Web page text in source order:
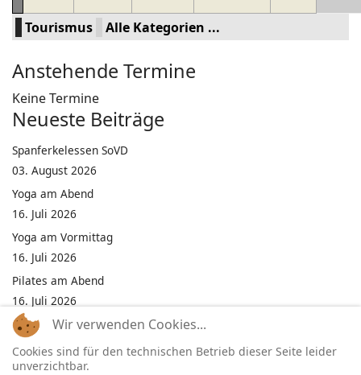
Tourismus Alle Kategorien ...
Anstehende Termine
Keine Termine
Neueste Beiträge
Spanferkelessen SoVD
03. August 2026
Yoga am Abend
16. Juli 2026
Yoga am Vormittag
16. Juli 2026
Pilates am Abend
16. Juli 2026
Jumping Fitness Intervall
16. Juli 2026
Jumping Fitness Erwachsene
Wir verwenden Cookies...
Cookies sind für den technischen Betrieb dieser Seite leider
unverzichtbar.